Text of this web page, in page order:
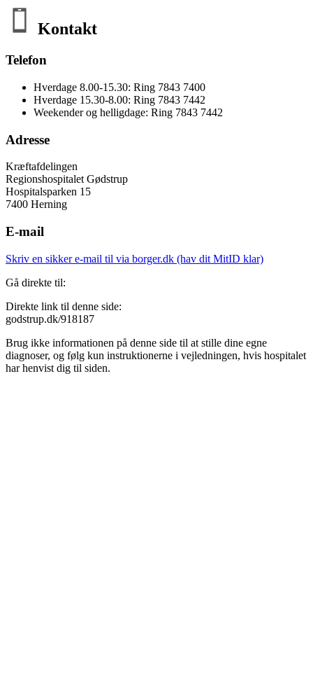
Kontakt
Telefon
Hverdage 8.00-15.30: Ring 7843 7400
Hverdage 15.30-8.00: Ring 7843 7442
Weekender og helligdage: Ring 7843 7442
Adresse
Kræftafdelingen
Regionshospitalet Gødstrup
Hospitalsparken 15
7400 Herning
E-mail
Skriv en sikker e-mail til via borger.dk (hav dit MitID klar)
Gå direkte til:
Direkte link til denne side:
godstrup.dk/918187
Brug ikke informationen på denne side til at stille dine egne
diagnoser, og følg kun instruktionerne i vejledningen, hvis hospitalet
har henvist dig til siden.